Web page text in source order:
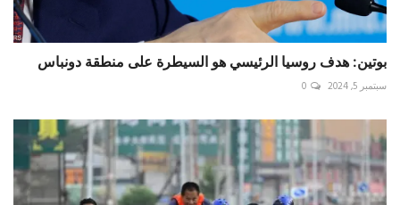
بوتين: هدف روسيا الرئيسي هو السيطرة على منطقة دونباس
سبتمبر 5, 2024 0